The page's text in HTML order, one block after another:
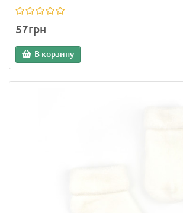
57грн
В корзину